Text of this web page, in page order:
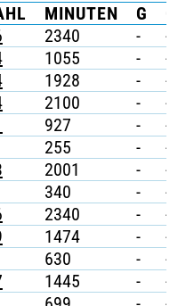
MINUTEN G
2340 -
-
1055 -
-
1928 -
-
2100 -
-
927 -
-
255 -
-
2001 -
-
340 -
-
2340 -
-
1474 -
-
630 -
-
1445 -
-